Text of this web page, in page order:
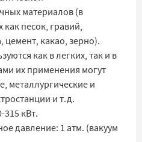
материалов (в
как песок, гравий,
какао, зерно).
как в легких, так и в
их применения могут
металлургические и
и т.д.
315 кВт.
давление: 1 атм. (вакуум